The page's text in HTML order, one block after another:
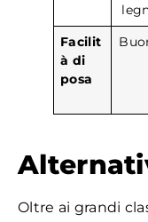
Facilit
à di
posa
Oltre ai grandi